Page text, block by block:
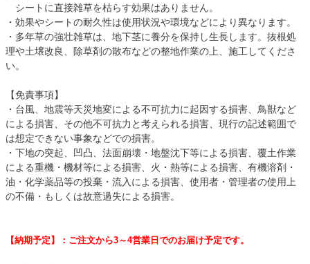
シートに直接雑草を枯らす効果はありません。
・効果やシートの耐久性は使用状況や環境などにより異なります。
・多年草の強壮雑草は、地下茎に養分を保持し生長します。抜根処
理や土壌改良、除草剤の散布などの整地作業の上、施工してくださ
い。
【免責事項】
・台風、地震等天災地変による不可抗力に起因する損害、鳥獣など
による損害、その他不可抗力と考えられる損害、現行の記述範囲で
は想定できない事象などでの損害。
・下地の突起、凹凸、法面崩壊・地盤沈下等による損害、覆土作業
による重機・機材等による損害、火・熱等による損害、有機溶剤・
油・化学薬品等の投棄・流入による損害、使用者・管理者の使用上
の不備・もしくは故意過失による損害。
【納期予定】：ご注文から3～4営業日でのお届け予定です。